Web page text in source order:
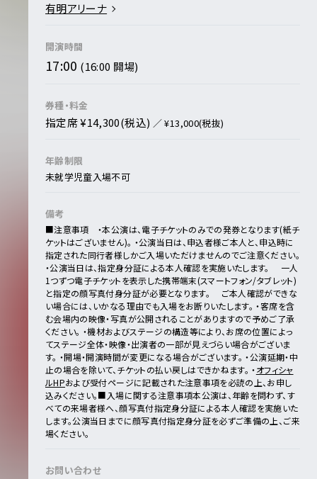
有明アリーナ
開演時間
17:00 (16:00 開場)
券種・料金
指定席 ¥14,300(税込) ／ ¥13,000(税抜)
年齢制限
未就学児童入場不可
備考
■注意事項 ・本公演は、電子チケットのみでの発券となります(紙チ
ケットはございません)。 ・公演当日は、申込者様ご本人と、申込時に
指定された同行者様しかご入場いただけませんのでご注意ください。
・公演当日は、指定身分証による本人確認を実施いたします。
一人
1つずつ電子チケットを表示した携帯端末(スマートフォン/タブレット)
と指定の顔写真付身分証が必要となります。
ご本人確認ができな
い場合には、いかなる理由でも入場をお断りいたします。 ・客席を含
む会場内の映像・写真が公開されることがありますので予めご了承
ください。 ・機材およびステージの構造等により、お席の位置によっ
てステージ全体・映像・出演者の一部が見えづらい場合がございま
す。 ・開場・開演時間が変更になる場合がございます。 ・公演延期・中
止の場合を除いて、チケットの払い戻しはできかねます。 ・オフィシャ
ルHPおよび受付ページに記載された注意事項を必読の上、お申し
込みください。■入場に関する注意事項本公演は、年齢を問わず、す
べての来場者様へ、顔写真付指定身分証による本人確認を実施いた
します。公演当日までに顔写真付指定身分証を必ずご準備の上、ご来
場ください。
お問い合わせ